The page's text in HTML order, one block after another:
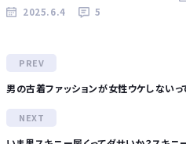
2025.6.4 5
男の古着ファッションが女性ウケしないっ